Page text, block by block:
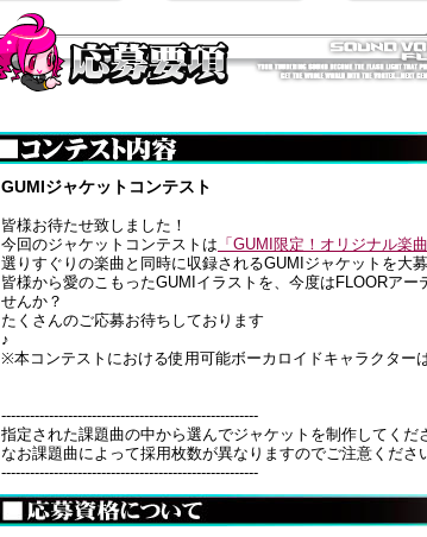
GUMIジャケットコンテスト
皆様お待たせ致しました！
今回のジャケットコンテストは 「GUMI限定！オリジナル楽
選りすぐりの楽曲と同時に収録されるGUMIジャケットを大
皆様から愛のこもったGUMIイラストを、今度はFLOORア
せんか？
たくさんのご応募お待ちしております
♪
※本コンテストにおける使用可能ボーカロイドキャラクター
------------------------------------------------------
指定された課題曲の中から選んでジャケットを制作してくだ
なお課題曲によって採用枚数が異なりますのでご注意くださ
------------------------------------------------------